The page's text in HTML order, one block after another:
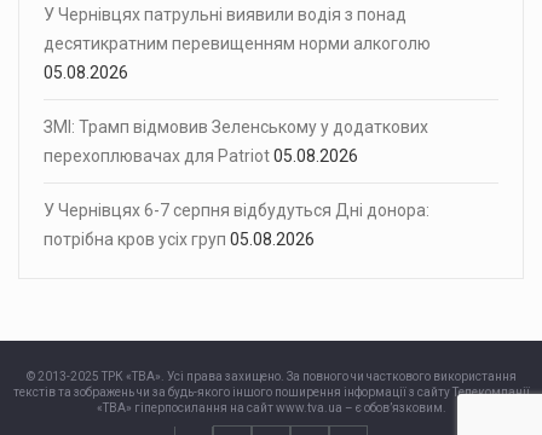
У Чернівцях патрульні виявили водія з понад
десятикратним перевищенням норми алкоголю
05.08.2026
ЗМІ: Трамп відмовив Зеленському у додаткових
перехоплювачах для Patriot05.08.2026
У Чернівцях 6-7 серпня відбудуться Дні донора:
потрібна кров усіх груп 05.08.2026
© 2013-2025 ТРК «ТВА». Усі права захищено. За повного чи часткового використання
текстів та зображень чи за будь-якого іншого поширення інформації з сайту Телекомпанії
«ТВА» гіперпосилання на сайт www.tva.ua – є обов’язковим.